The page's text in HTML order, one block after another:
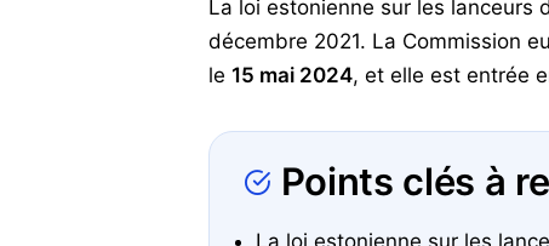
La loi estonienne sur les lanceurs
décembre 2021. La Commission
le 15 mai 2024, et elle est entrée
Points clés à
La loi estonienne sur les